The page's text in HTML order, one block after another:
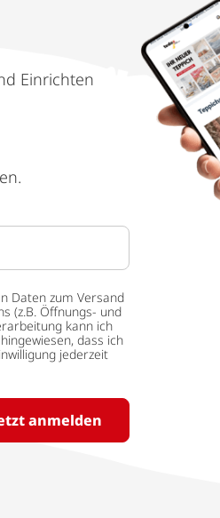
Einrichten
Daten zum Versand
(z.B. Öffnungs- und
kann ich
dass ich
jederzeit
anmelden